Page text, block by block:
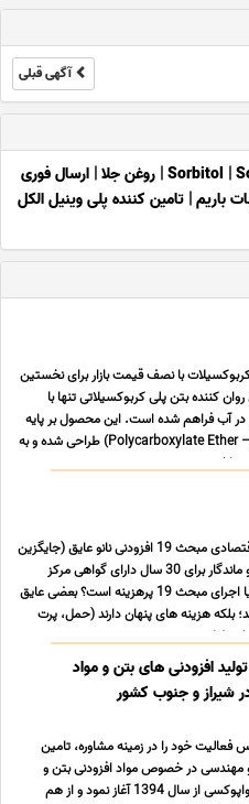
آگهی قبلی
Sorbitol |
| روغن جلا| ارسال فوری
باریم| تامین کننده پلی وینیل الکل
با نصف قیمت بازار برای نخستین
کننده بتن پلی کربوکسیلاتی تنها با
در آب فراهم شده است. این محصول بر پایه
پلی کربوکسیلات (Polycarboxylate Ether – PCE) طراحی شده و به
هزینه ه ... ...
عایق حرارتی کم هزینه اقتصادی مبحث 19 افزودنی نانو عایق (جایگزین
فوم و پشم سنگ) نسوز و ماندگار برای 30 سال دارای گواهی مرکز
تحقیقات وزارت مسکن آیا اجرای مبحث 19 پرهزینه است؟ بعضی عایق
بلکه هزینه های پنهان دارند (حمل، پرت
طولانی ... ...
تولید افزودنی های بتن و مواد
شیراز و جنوب کشور
فعالیت خود را در زمینه مشاوره، تامین
و مهندسی در خصوص مواد افزودنی بتن و
گروت های پایه سیمانی واپوکسی از سال 1394 آغاز نمود و از هم